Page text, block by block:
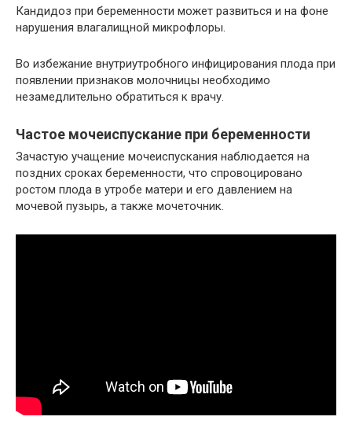
Кандидоз при беременности может развиться и на фоне
нарушения влагалищной микрофлоры.
Во избежание внутриутробного инфицирования плода при
появлении признаков молочницы необходимо
незамедлительно обратиться к врачу.
Частое мочеиспускание при беременности
Зачастую учащение мочеиспускания наблюдается на
поздних сроках беременности, что спровоцировано
ростом плода в утробе матери и его давлением на
мочевой пузырь, а также мочеточник.